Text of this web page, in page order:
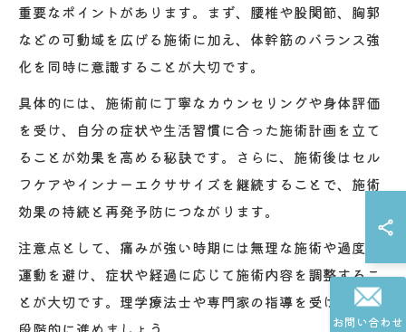
重要なポイントがあります。まず、腰椎や股関節、胸郭
などの可動域を広げる施術に加え、体幹筋のバランス強
化を同時に意識することが大切です。
具体的には、施術前に丁寧なカウンセリングや身体評価
を受け、自分の症状や生活習慣に合った施術計画を立て
ることが効果を高める秘訣です。さらに、施術後はセル
フケアやインナーエクササイズを継続することで、施術
効果の持続と再発予防につながります。
注意点として、痛みが強い時期には無理な施術や過度な
運動を避け、症状や経過に応じて施術内容を調整するこ
とが大切です。理学療法士や専門家の指導を受けながら
段階的に進めましょう。
お問い合わせ